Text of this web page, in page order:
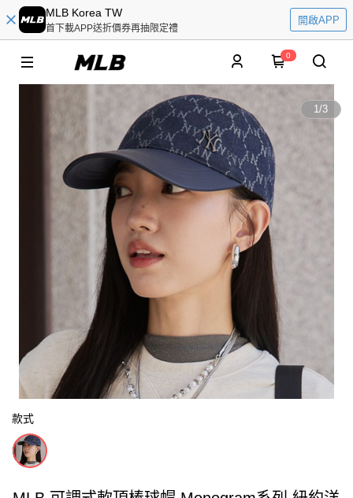
MLB Korea TW
首下載APP送折價券再抽限定禮
開啟APP
0
1/3
款式